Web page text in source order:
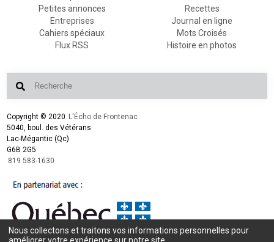
Petites annonces
Entreprises
Cahiers spéciaux
Flux RSS
Recettes
Journal en ligne
Mots Croisés
Histoire en photos
Copyright © 2020 L'Écho de Frontenac
5040, boul. des Vétérans
Lac-Mégantic (Qc)
G6B 2G5
819 583-1630
Conception et design :L'Écho de Frontenac
Nous collectons et traitons vos informations personnelles pour